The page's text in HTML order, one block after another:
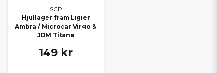
SCP
Hjullager fram Ligier
Ambra / Microcar Virgo &
JDM Titane
149 kr